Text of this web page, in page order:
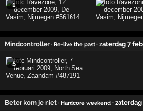
1
Mindcontroller · Re-live the past · zaterdag 7
5
Beter kom je niet · Hardcore weekend ·